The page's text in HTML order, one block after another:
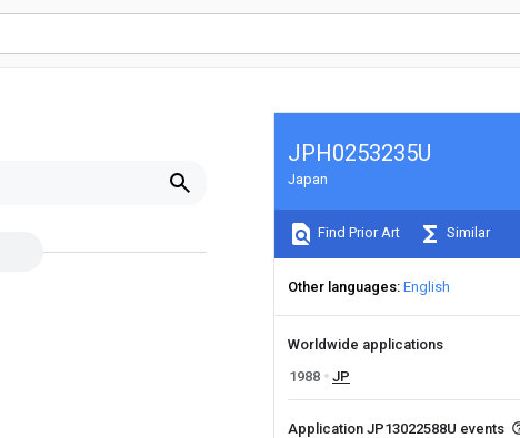
JPH0253235U
Japan
Find Prior Art Similar
Other languages English
Worldwide applications
1988
JP
Application JP13022588U events